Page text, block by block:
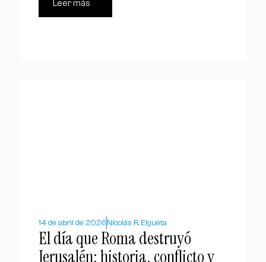
Leer más
14 de abril de 2026 Nicolás R. Elgueta
El día que Roma destruyó
Jerusalén: historia, conflicto y